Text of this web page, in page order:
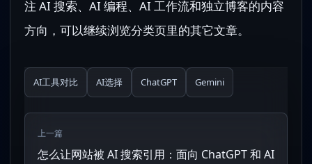
注 AI 搜索、AI 编程、AI 工作流和独立博客的内容
方向，可以继续浏览分类页里的其它文章。
AI工具对比 AI选择 ChatGPT Gemini
上一篇
怎么让网站被 AI 搜索引用：面向 ChatGPT 和 AI